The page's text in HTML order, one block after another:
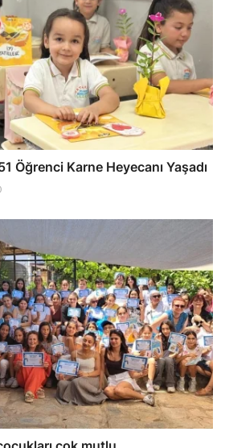
Öğrenci Karne Heyecanı Yaşadı